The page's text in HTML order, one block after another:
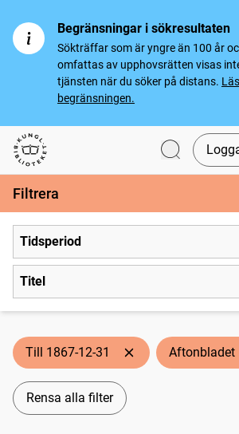
Begränsningar i sökresultaten
Sökträffar som är yngre än 100 år
omfattas av upphovsrätten visas
tjänsten när du söker på distans.
begränsningen.
Svenska tidningar
Filtrera
Tidsperiod
Titel
Till 1867-12-31 Aftonbladet
Rensa alla filter